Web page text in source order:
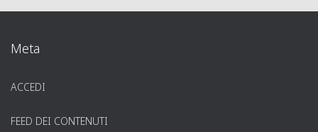
Meta
ACCEDI
FEED DEI CONTENUTI